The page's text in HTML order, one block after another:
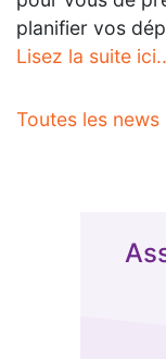
planifier vos
Lisez la suite
Toutes les news